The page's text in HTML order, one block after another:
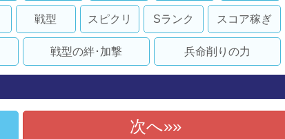
戦型 スピクリ Sランク スコア稼ぎ
戦型の絆･加撃 兵命削りの力
次へ»